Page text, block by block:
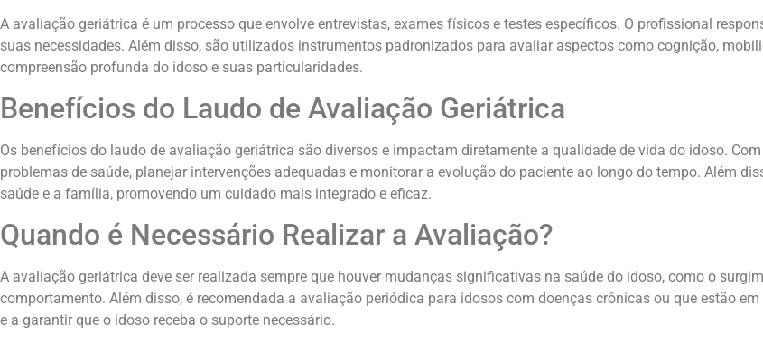
A avaliação geriátrica é um processo que envolve entrevistas, exames físicos e testes específicos. O profissional
suas necessidades. Além disso, são utilizados instrumentos padronizados para avaliar aspectos como cognição,
compreensão profunda do idoso e suas particularidades.
Benefícios do Laudo de Avaliação Geriátrica
Os benefícios do laudo de avaliação geriátrica são diversos e impactam diretamente a qualidade de vida do idoso.
problemas de saúde, planejar intervenções adequadas e monitorar a evolução do paciente ao longo do tempo. Além
saúde e a família, promovendo um cuidado mais integrado e eficaz.
Quando é Necessário Realizar a Avaliação?
A avaliação geriátrica deve ser realizada sempre que houver mudanças significativas na saúde do idoso, como o
comportamento. Além disso, é recomendada a avaliação periódica para idosos com doenças crônicas ou que estão
e a garantir que o idoso receba o suporte necessário.